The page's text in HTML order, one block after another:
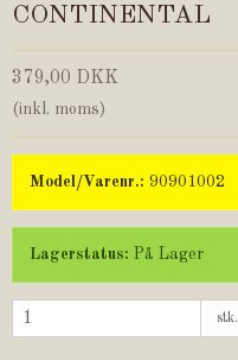
CONTINENTAL
379,00 DKK
(inkl. moms)
Model/Varenr.: 90901002
Lagerstatus: På Lager
stk.